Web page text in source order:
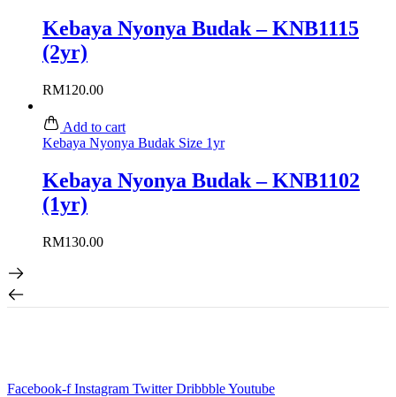
Kebaya Nyonya Budak – KNB1115
(2yr)
RM120.00
Add to cart
Kebaya Nyonya Budak Size 1yr
Kebaya Nyonya Budak – KNB1102
(1yr)
RM130.00
Facebook-f Instagram Twitter DribbbleYoutube